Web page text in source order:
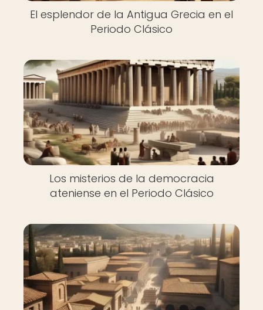
El esplendor de la Antigua Grecia en el
Periodo Clásico
Los misterios de la democracia
ateniense en el Periodo Clásico